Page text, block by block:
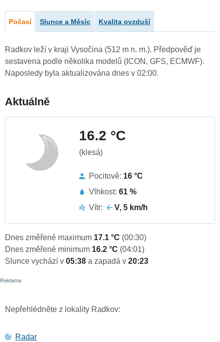
Počasí Slunce a Měsíc Kvalita ovzduší
Radkov leží v kraji Vysočina (512 m n. m.). Předpověď je
sestavena podle několika modelů (ICON, GFS, ECMWF).
Naposledy byla aktualizována dnes v 02:00.
Aktuálně
16.2 °C
(klesá)
Pocitově: 16 °C
Vlhkost: 61 %
Vítr:
V, 5 km/h
Dnes změřené maximum 17.1 °C (00:30)
Dnes změřené minimum 16.2 °C (04:01)
Slunce vychází v 05:38 a zapadá v 20:23
Nepřehlédněte z lokality Radkov:
Radar